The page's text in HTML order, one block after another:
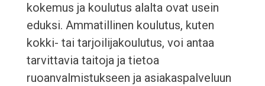
kokemus ja koulutus alalta ovat usein
eduksi. Ammatillinen koulutus, kuten
kokki- tai tarjoilijakoulutus, voi antaa
tarvittavia taitoja ja tietoa
ruoanvalmistukseen ja asiakaspalveluun